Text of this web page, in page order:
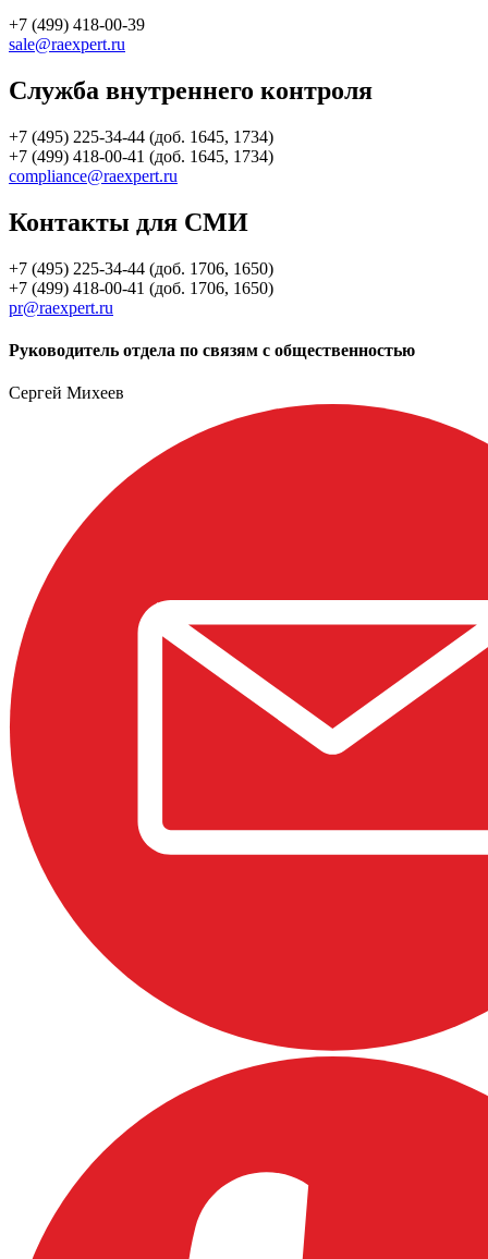
+7 (499) 418-00-39
sale@raexpert.ru
Служба внутреннего контроля
+7 (495) 225-34-44 (доб. 1645, 1734)
+7 (499) 418-00-41 (доб. 1645, 1734)
compliance@raexpert.ru
Контакты для СМИ
+7 (495) 225-34-44 (доб. 1706, 1650)
+7 (499) 418-00-41 (доб. 1706, 1650)
pr@raexpert.ru
Руководитель отдела по связям с общественностью
Сергей Михеев